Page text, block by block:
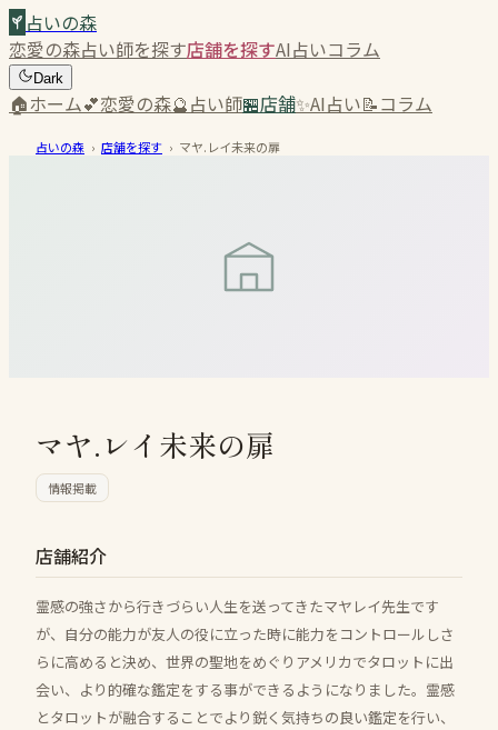
占いの森
恋愛の森占い師を探す店舗を探すAI占いコラム
Dark
🏠ホーム💕恋愛の森🔮占い師🏪店舗✨AI占い📝コラム
占いの森 › 店舗を探す › マヤ.レイ未来の扉
マヤ.レイ未来の扉
情報掲載
店舗紹介
霊感の強さから行きづらい人生を送ってきたマヤレイ先生です
が、自分の能力が友人の役に立った時に能力をコントロールしさ
らに高めると決め、世界の聖地をめぐりアメリカでタロットに出
会い、より的確な鑑定をする事ができるようになりました。霊感
とタロットが融合することでより鋭く気持ちの良い鑑定を行い、